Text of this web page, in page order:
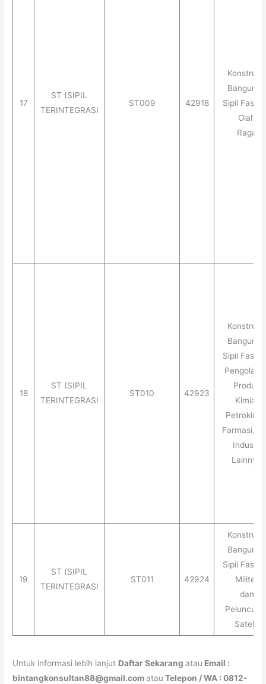
17
ST (SIPIL
TERINTEGRASI
ST009 42918
Konstruksi
Bangunan
Sipil
Olah
Raga
18
ST (SIPIL
TERINTEGRASI
ST010 42923
Konstruksi
Bangunan
Sipil
Produk
Kimia,
Farmasi,
Industri
Lainnya
19
ST (SIPIL
TERINTEGRASI
ST011 42924
Konstruksi
Bangunan
Sipil
Militer
dan
Satelit
Untuk informasi lebih lanjut Daftar Sekarangatau Email :
bintangkonsultan88@gmail.comatau Telepon / WA : 0812-